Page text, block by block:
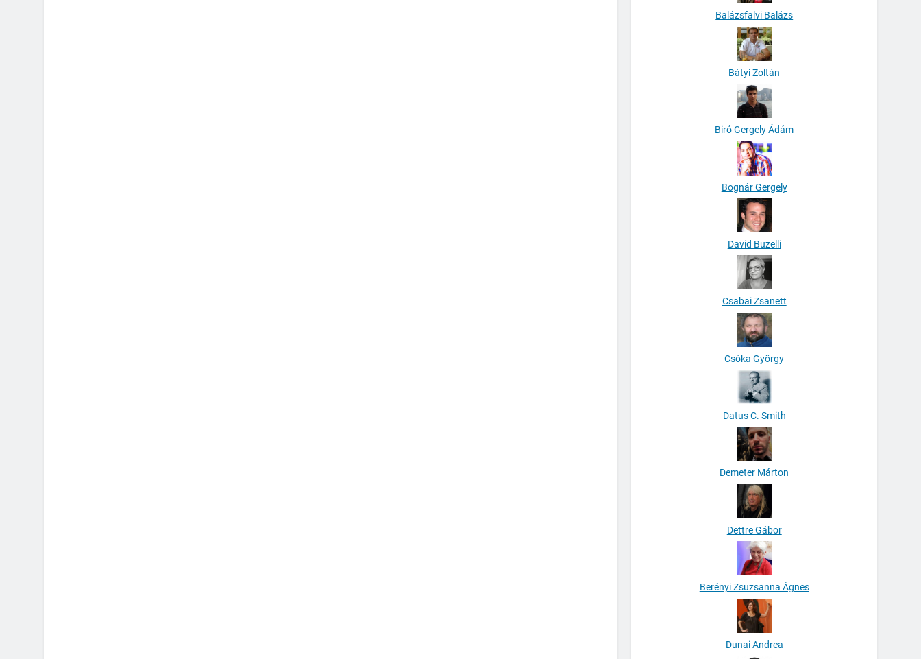
Balázsfalvi Balázs
Bátyi Zoltán
Biró Gergely Ádám
Bognár Gergely
David Buzelli
Csabai Zsanett
Csóka György
Datus C. Smith
Demeter Márton
Dettre Gábor
Berényi Zsuzsanna Ágnes
Dunai Andrea